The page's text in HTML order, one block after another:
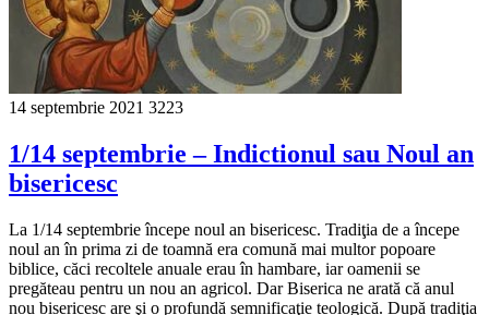
14 septembrie 2021 3223
1/14 septembrie – Indictionul sau Noul an
bisericesc
La 1/14 septembrie începe noul an bisericesc. Tradiţia de a începe
noul an în prima zi de toamnă era comună mai multor popoare
biblice, căci recoltele anuale erau în hambare, iar oamenii se
pregăteau pentru un nou an agricol. Dar Biserica ne arată că anul
nou bisericesc are şi o profundă semnificaţie teologică. După tradiţia